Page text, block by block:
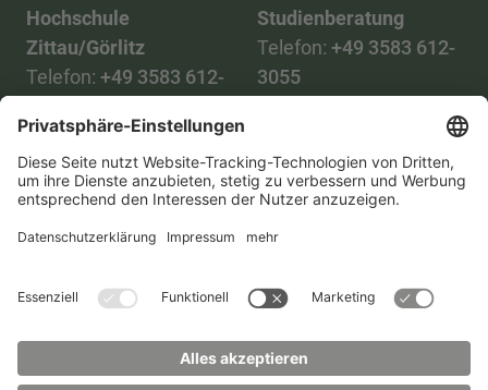
Hochschule
Zittau/Görlitz
Telefon: +49 3583 612-
Mail:info(at)hszg.de
Studienberatung
Telefon: +49 3583 612-
3055
Mail:
stud.info(at)hszg.de
TransparenzgesetzKontakt Lageplan